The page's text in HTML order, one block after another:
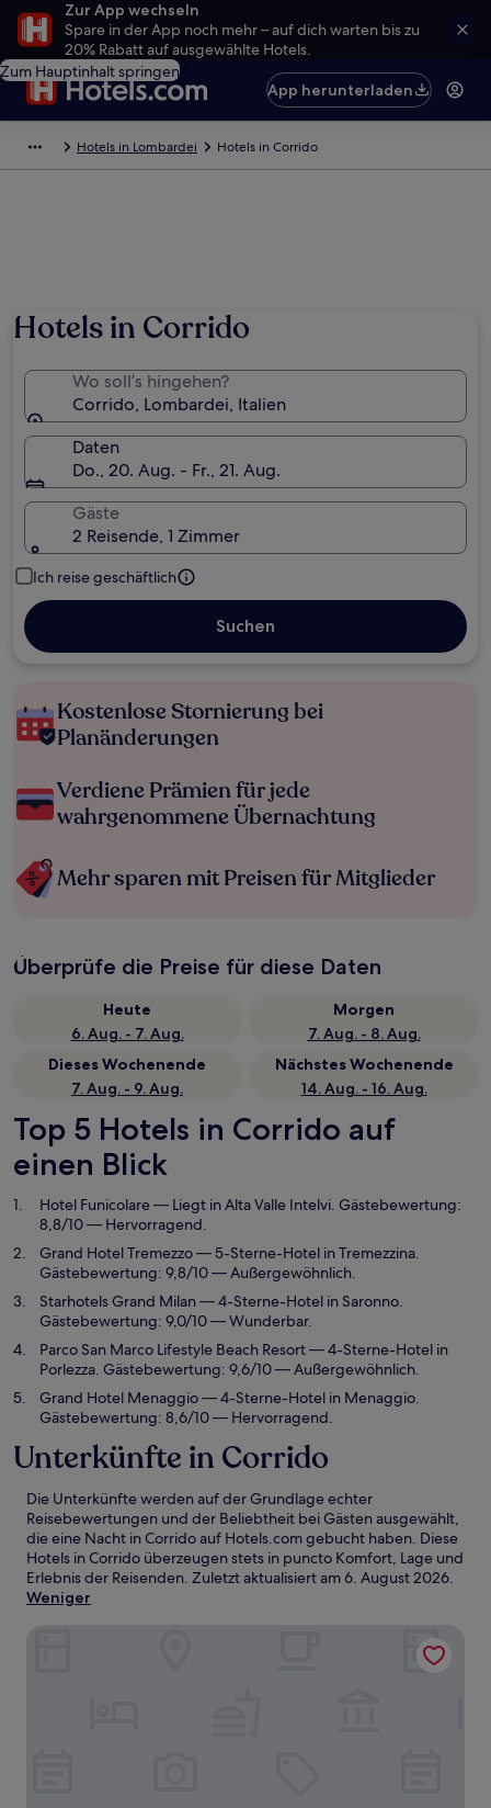
Zur App wechseln
Spare in der App noch mehr – auf dich warten bis zu
20% Rabatt auf ausgewählte Hotels.
Zum Hauptinhalt springen
App herunterladen
Hotels in Lombardei Hotels in Corrido
Hotels in Corrido
Wo soll’s hingehen?
Corrido, Lombardei, Italien
Daten
Do., 20. Aug. - Fr., 21. Aug.
Gäste
2 Reisende, 1 Zimmer
Ich reise geschäftlich
Suchen
Kostenlose Stornierung bei
Planänderungen
Verdiene Prämien für jede
wahrgenommene Übernachtung
Mehr sparen mit Preisen für Mitglieder
Überprüfe die Preise für diese Daten
Heute
6. Aug. - 7. Aug.
Morgen
7. Aug. - 8. Aug.
Dieses Wochenende
7. Aug. - 9. Aug.
Nächstes Wochenende
14. Aug. - 16. Aug.
Top 5 Hotels in Corrido auf
einen Blick
Hotel Funicolare— Liegt in Alta Valle Intelvi. Gästebewertung:
8,8/10 — Hervorragend.
Grand Hotel Tremezzo— 5-Sterne-Hotel in Tremezzina.
Gästebewertung: 9,8/10 — Außergewöhnlich.
Starhotels Grand Milan— 4-Sterne-Hotel in Saronno.
Gästebewertung: 9,0/10 — Wunderbar.
Parco San Marco Lifestyle Beach Resort— 4-Sterne-Hotel in
Porlezza. Gästebewertung: 9,6/10 — Außergewöhnlich.
Grand Hotel Menaggio— 4-Sterne-Hotel in Menaggio.
Gästebewertung: 8,6/10 — Hervorragend.
Unterkünfte in Corrido
Die Unterkünfte werden auf der Grundlage echter
Reisebewertungen und der Beliebtheit bei Gästen ausgewählt,
die eine Nacht in Corrido auf Hotels.com gebucht haben. Diese
Hotels in Corrido überzeugen stets in puncto Komfort, Lage und
Erlebnis der Reisenden. Zuletzt aktualisiert am6. August 2026.
Weniger